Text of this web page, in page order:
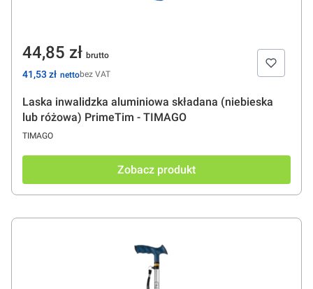
Laska inwalidzka aluminiowa składana (niebieska
lub różowa) PrimeTim - TIMAGO
PRODUCENT
TIMAGO
Cena
44,85 zł
Cena
41,53 zł bez VAT
Zobacz produkt